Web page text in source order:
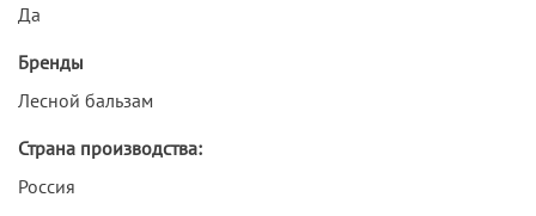
Да
Бренды
Лесной бальзам
Страна производства:
Россия